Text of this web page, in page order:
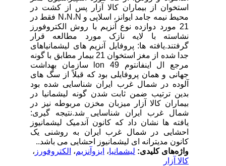
استخوان از بیماران کالا آزار پس از کشت در
محیط نیمه جامد ایوانز، اسلاپی و N،N،N فقط در
21 مورد دوازده نوع آنزیم با روش الکتروفورز
نشاسته با لایه نازک مورد مطالعه قرار
گرفتند.یافته ها: پروفایل آنزیم های لیشمانیاهای
جدا شده از مغز استخوان 21 بیمار مطابق با گونه
مرجع ال اینفانتوم lon 49 سازمان بهداشت
جهانی و همان پروفایلی بود که قبلاً از سگ های
آلوده در شمال غرب ایران شناسایی شده بود
بدین ترتیب ضمن ثابت شدن گونه لیشمانیا در
بیماران کالا آزار میزبان مخزن مربوطه نیز در
شمال غرب ایران شناسایی شد.نتیجه گیری:
یافته ها نشان داد که کانون آندمیک لیشمانیوز
احشایی در شمال غرب ایران به روشنی یک
کانون مدیترانه ای لیشمانیوز احشایی می باشد..
واژه‌های کلیدی:لیشمانیا،ایزوآنزیم،الکتروفورز ،
کالا آزار